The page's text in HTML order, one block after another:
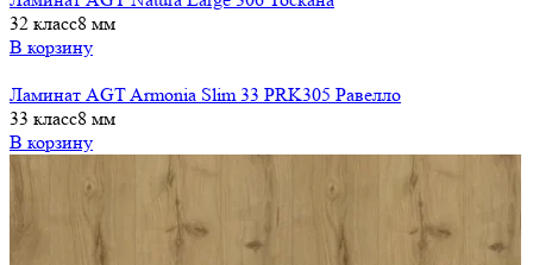
32 класс8 мм
В корзину
Ламинат AGT Armonia Slim 33 PRK305 Равелло
33 класс8 мм
В корзину